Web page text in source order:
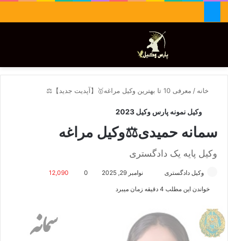
تغییر پوسته
خانه / معرفی 10 تا بهترین وکیل مراغه🥇【آپدیت جدید】⚖️
وکیل نمونه پارس وکیل 2023
سمانه حمیدی⚖️وکیل مراغه
وکیل پایه یک دادگستری
وکیل دادگستری نوامبر 29, 2025 0
12,090
خواندن این مطلب 4 دقیقه زمان میبرد